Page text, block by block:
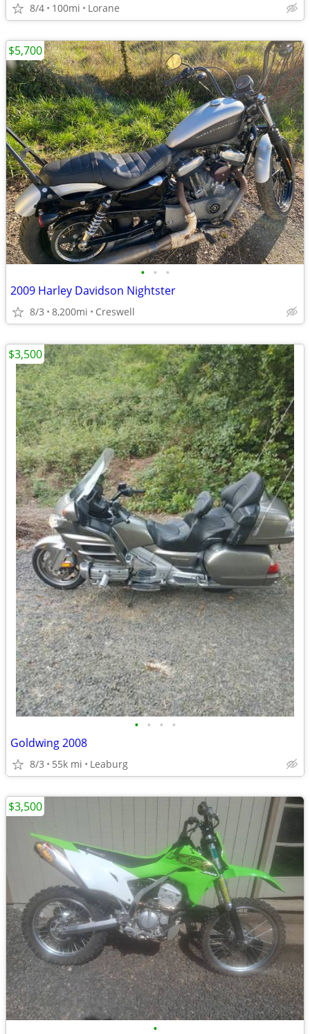
8/4 100mi Lorane
• • •
2009 Harley Davidson Nightster
8/3 8,200mi Creswell
$5,700
• • • •
Goldwing 2008
8/3 55k mi Leaburg
$3,500
•
$3,500